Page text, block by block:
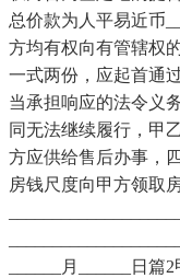
总价款为人平易近币
方均有权向有管辖权
一式两份，应起首通
当承担响应的法令义
同无法继续履行，甲
方应供给售后办事，
房钱尺度向甲方领取
______月______日篇